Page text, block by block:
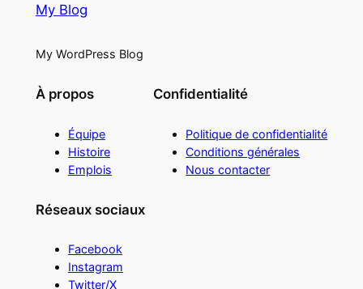
My Blog
My WordPress Blog
À propos
Équipe
Histoire
Emplois
Confidentialité
Politique de confidentialité
Conditions générales
Nous contacter
Réseaux sociaux
Facebook
Instagram
Twitter/X